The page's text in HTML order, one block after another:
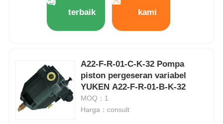
Katup hidraulik Rexroth
YUKEN Hydraulic Valve (Klep Hidraulik YUKEN)
Pompa Hidrolik Yuken
terbaik kami
A22-F-R-01-C-K-32 Pompa
piston pergeseran variabel
YUKEN A22-F-R-01-B-K-32
MOQ：1
Harga：consult